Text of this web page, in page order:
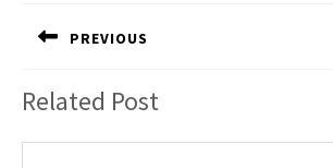
navigation
PREVIOUS
post:
Related Post